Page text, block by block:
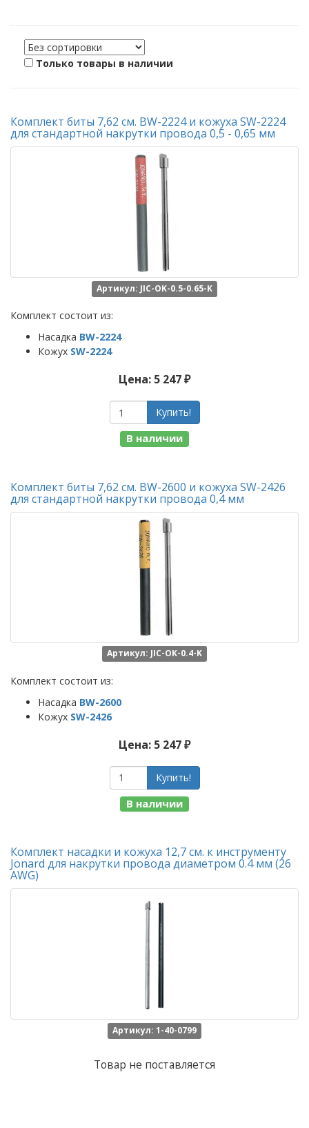
Только товары в наличии
Комплект биты 7,62 см. BW-2224 и кожуха SW-2224
для стандартной накрутки провода 0,5 - 0,65 мм
Артикул: JIC-OK-0.5-0.65-K
Комплект состоит из:
Насадка BW-2224
Кожух SW-2224
Цена: 5 247 ₽
Купить!
В наличии
Комплект биты 7,62 см. BW-2600 и кожуха SW-2426
для стандартной накрутки провода 0,4 мм
Артикул: JIC-OK-0.4-K
Комплект состоит из:
Насадка BW-2600
Кожух SW-2426
Цена: 5 247 ₽
Купить!
В наличии
Комплект насадки и кожуха 12,7 см. к инструменту
Jonard для накрутки провода диаметром 0.4 мм (26
AWG)
Артикул: 1-40-0799
Товар не поставляется